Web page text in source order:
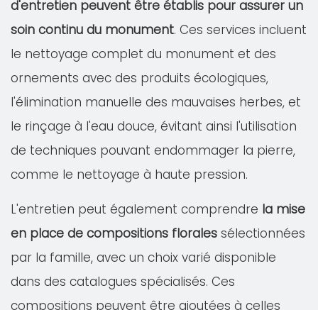
d'entretien peuvent être établis pour assurer un
soin continu du monument. Ces services incluent
le nettoyage complet du monument et des
ornements avec des produits écologiques,
l'élimination manuelle des mauvaises herbes, et
le rinçage à l'eau douce, évitant ainsi l'utilisation
de techniques pouvant endommager la pierre,
comme le nettoyage à haute pression.
L'entretien peut également comprendre la mise
en place de compositions florales sélectionnées
par la famille, avec un choix varié disponible
dans des catalogues spécialisés. Ces
compositions peuvent être ajoutées à celles